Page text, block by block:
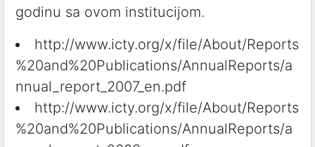
godinu sa ovom institucijom.
http://www.icty.org/x/file/About/Reports
%20and%20Publications/AnnualReports/a
nnual_report_2007_en.pdf
http://www.icty.org/x/file/About/Reports
%20and%20Publications/AnnualReports/a